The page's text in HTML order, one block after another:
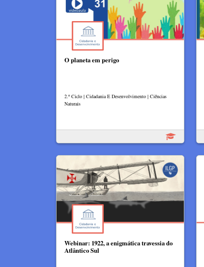
O planeta em perigo
2.º Ciclo | Cidadania E Desenvolvimento | Ciências
Naturais
Webinar: 1922, a enigmática travessia do
Atlântico Sul​